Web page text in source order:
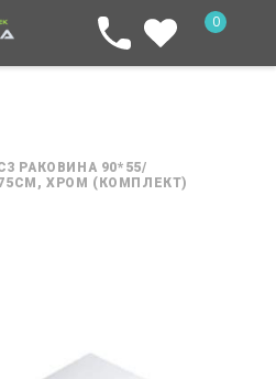
0
РАКОВИНА 90*55/
ХРОМ (КОМПЛЕКТ)